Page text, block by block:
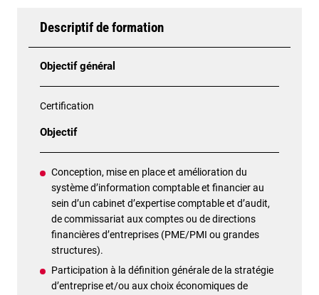
Descriptif de formation
Objectif général
Certification
Objectif
Conception, mise en place et amélioration du
système d’information comptable et financier au
sein d’un cabinet d’expertise comptable et d’audit,
de commissariat aux comptes ou de directions
financières d’entreprises (PME/PMI ou grandes
structures).
Participation à la définition générale de la stratégie
d’entreprise et/ou aux choix économiques de